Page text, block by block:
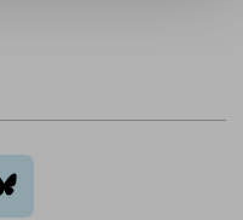
bluesky